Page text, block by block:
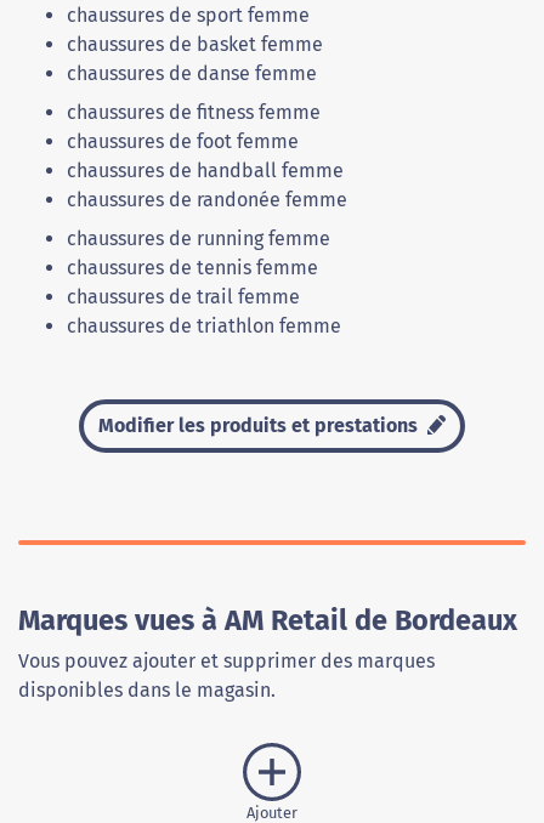
chaussures de sport femme
chaussures de basket femme
chaussures de danse femme
chaussures de fitness femme
chaussures de foot femme
chaussures de handball femme
chaussures de randonée femme
chaussures de running femme
chaussures de tennis femme
chaussures de trail femme
chaussures de triathlon femme
Modifier les produits et prestations
Marques vues à AM Retail de Bordeaux
Vous pouvez ajouter et supprimer des marques
disponibles dans le magasin.
Ajouter